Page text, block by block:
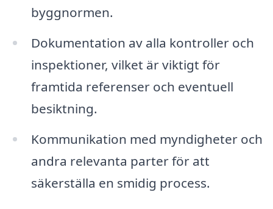
byggnormen.
Dokumentation av alla kontroller och
inspektioner, vilket är viktigt för
framtida referenser och eventuell
besiktning.
Kommunikation med myndigheter och
andra relevanta parter för att
säkerställa en smidig process.